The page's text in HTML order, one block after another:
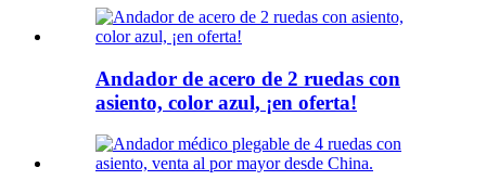
Andador de acero de 2 ruedas con
asiento, color azul, ¡en oferta!